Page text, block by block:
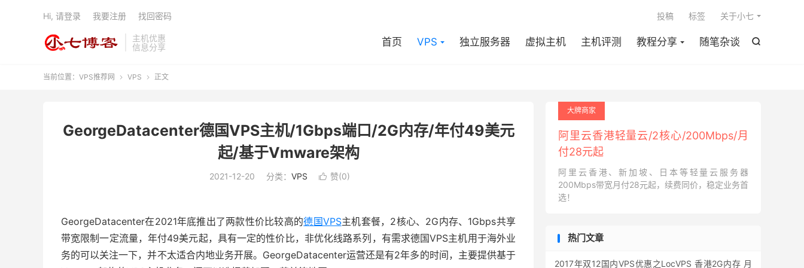
主机优惠
信息分享

首页 VPS 独立服务器 虚拟主机 主机评测 教程分享 随笔杂谈
投稿 标签 关于小七
Hi, 请登录 我要注册 找回密码
当前位置： VPS推荐网  VPS  正文
GeorgeDatacenter德国VPS主机/1Gbps端口/2G内存/年付49美元
起/基于Vmware架构
2021-12-20 分类： VPS  赞(0)
GeorgeDatacenter在2021年底推出了两款性价比较高的德国VPS主机套餐，2核心、2G内存、1Gbps共享
带宽限制一定流量，年付49美元起，具有一定的性价比，非优化线路系列，有需求德国VPS主机用于海外业
务的可以关注一下，并不太适合内地业务开展。GeorgeDatacenter运营还是有2年多的时间，主要提供基于
大牌商家
阿里云香港轻量云/2核心/200Mbps/月
付28元起
阿里云香港、新加坡、日本等轻量云服务器
200Mbps带宽月付28元起，续费同价，稳定业务首
选！
热门文章
2017年双12国内VPS优惠之LocVPS 香港2G内存 月